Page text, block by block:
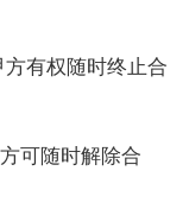
有权随时终止合
可随时解除合